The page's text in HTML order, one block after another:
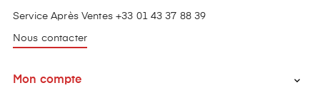
Service Après Ventes +33 01 43 37 88 39
Nous contacter
Mon compte 